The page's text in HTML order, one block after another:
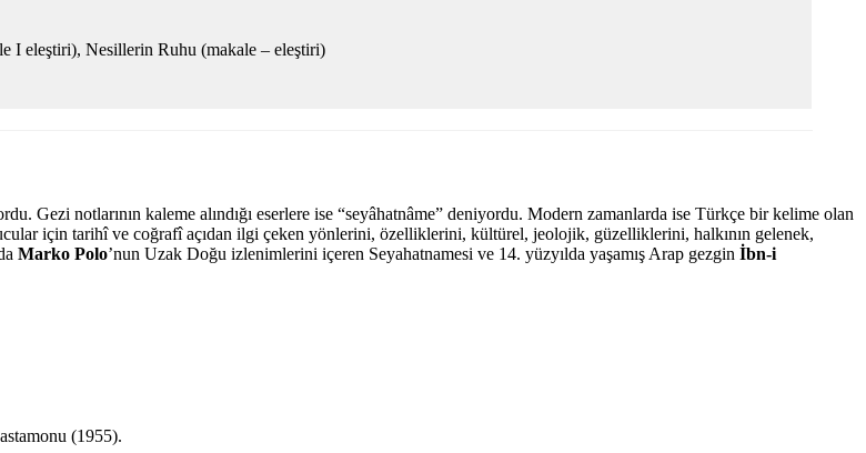
I eleştiri), Nesillerin Ruhu (makale – eleştiri)
Gezi notlarının kaleme alındığı eserlere ise “seyâhatnâme” deniyordu. Modern zamanlarda ise Türkçe bir kelime olan
için tarihî ve coğrafî açıdan ilgi çeken yönlerini, özelliklerini, kültürel, jeolojik, güzelliklerini, halkının gelenek,
Marko Polo’nun Uzak Doğu izlenimlerini içeren Seyahatnamesi ve 14. yüzyılda yaşamış Arap gezgin İbn-i
(1955).